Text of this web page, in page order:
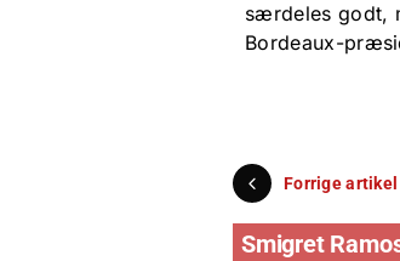
særdeles godt,
Bordeaux-
Forrige artikel
Smigret